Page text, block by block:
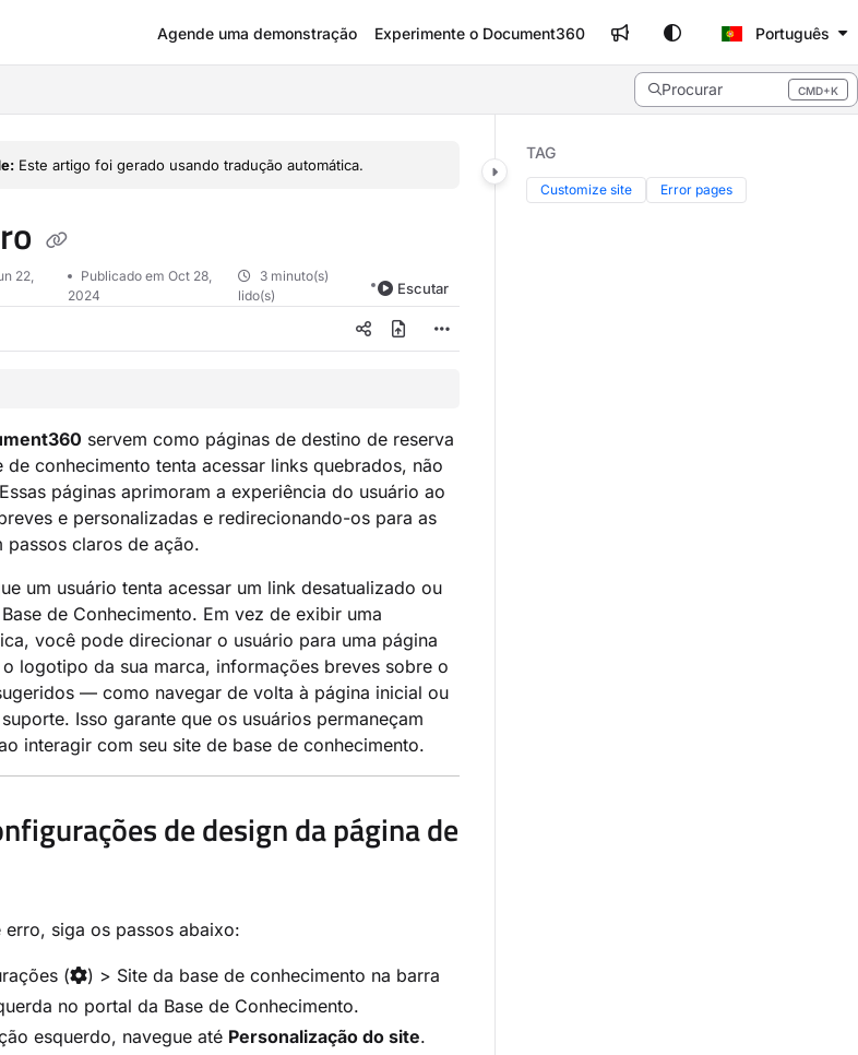
Agende uma demonstração Experimente o Document360 Português
Procurar CMD+K
Press CMD+K to open search
Este artigo foi gerado usando tradução automática.
22,
Publicado em Oct 28,
2024
3 minuto(s)
lido(s)
Escutar
servem como páginas de destino de reserva
conhecimento tenta acessar links quebrados, não
páginas aprimoram a experiência do usuário ao
e personalizadas e redirecionando-os para as
passos claros de ação.
um usuário tenta acessar um link desatualizado ou
de Conhecimento. Em vez de exibir uma
você pode direcionar o usuário para uma página
logotipo da sua marca, informações breves sobre o
— como navegar de volta à página inicial ou
Isso garante que os usuários permaneçam
interagir com seu site de base de conhecimento.
de design da página de
erro, siga os passos abaixo:
( ) > Site da base de conhecimento na barra
no portal da Base de Conhecimento.
esquerdo, navegue até Personalização do site.
TAG
Customize site Error pages